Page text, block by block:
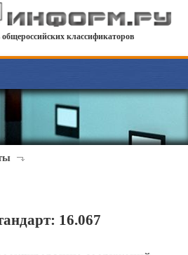
классификаторов
16.067